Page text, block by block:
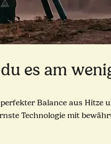
es am
Balance aus Hitze
Technologie mit